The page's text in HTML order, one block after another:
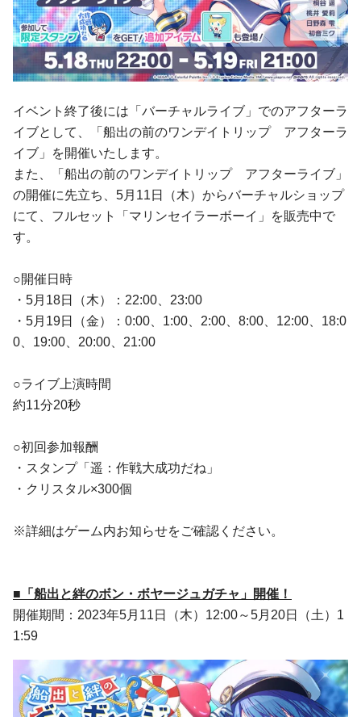
イベント終了後には「バーチャルライブ」でのアフターラ
イブとして、「船出の前のワンデイトリップ アフターラ
イブ」を開催いたします。
また、「船出の前のワンデイトリップ アフターライブ」
の開催に先立ち、5月11日（木）からバーチャルショップ
にて、フルセット「マリンセイラーボーイ」を販売中で
す。
○開催日時
・5月18日（木）：22:00、23:00
・5月19日（金）：0:00、1:00、2:00、8:00、12:00、18:0
0、19:00、20:00、21:00
○ライブ上演時間
約11分20秒
○初回参加報酬
・スタンプ「遥：作戦大成功だね」
・クリスタル×300個
※詳細はゲーム内お知らせをご確認ください。
■「船出と絆のボン・ボヤージュガチャ」開催！
開催期間：2023年5月11日（木）12:00～5月20日（土）1
1:59